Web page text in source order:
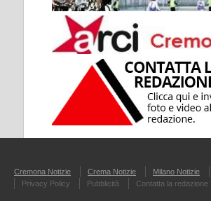
Cremona Notizie Crema Notizie Milano Notizie
Privacy Policy
Pubblicità Contatta la redazione